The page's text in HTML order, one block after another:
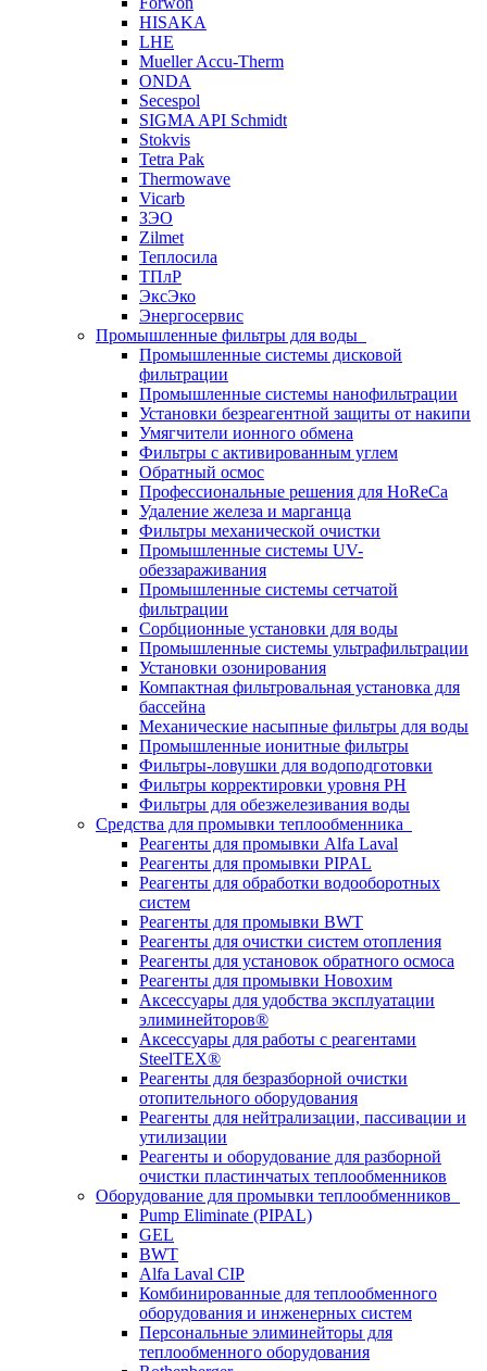
HISAKA
LHE
Mueller Accu-Therm
ONDA
Secespol
SIGMA API Schmidt
Stokvis
Tetra Pak
Thermowave
Vicarb
ЗЭО
Zilmet
Теплосила
ТПлР
ЭксЭко
Энергосервис
Промышленные фильтры для воды
Промышленные системы дисковой
фильтрации
Промышленные системы нанофильтрации
Установки безреагентной защиты от накипи
Умягчители ионного обмена
Фильтры с активированным углем
Обратный осмос
Профессиональные решения для HoReCa
Удаление железа и марганца
Фильтры механической очистки
Промышленные системы UV-
обеззараживания
Промышленные системы сетчатой
фильтрации
Сорбционные установки для воды
Промышленные системы ультрафильтрации
Установки озонирования
Компактная фильтровальная установка для
бассейна
Механические насыпные фильтры для воды
Промышленные ионитные фильтры
Фильтры-ловушки для водоподготовки
Фильтры корректировки уровня PH
Фильтры для обезжелезивания воды
Средства для промывки теплообменника
Реагенты для промывки Alfa Laval
Реагенты для промывки PIPAL
Реагенты для обработки водооборотных
систем
Реагенты для промывки BWT
Реагенты для очистки систем отопления
Реагенты для установок обратного осмоса
Реагенты для промывки Новохим
Аксессуары для удобства эксплуатации
элиминейторов®
Аксессуары для работы с реагентами
SteelTEX®
Реагенты для безразборной очистки
отопительного оборудования
Реагенты для нейтрализации, пассивации и
утилизации
Реагенты и оборудование для разборной
очистки пластинчатых теплообменников
Оборудование для промывки теплообменников
Pump Eliminate (PIPAL)
GEL
BWT
Alfa Laval CIP
Комбинированные для теплообменного
оборудования и инженерных систем
Персональные элиминейторы для
теплообменного оборудования